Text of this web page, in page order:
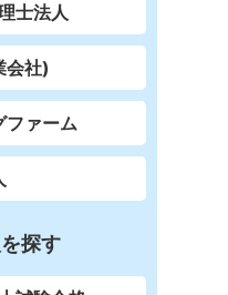
士法人
会社)
ファーム
探す